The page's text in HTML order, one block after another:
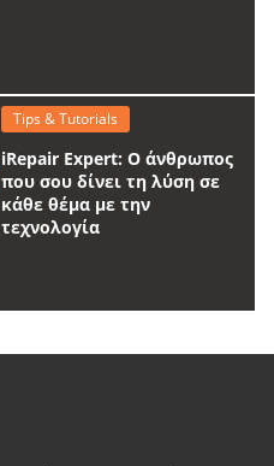
Tips & Tutorials
iRepair Expert: Ο άνθρωπος
που σου δίνει τη λύση σε
κάθε θέμα με την
τεχνολογία